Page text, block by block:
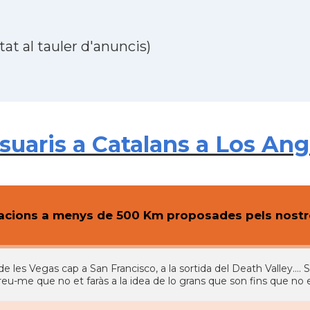
al tauler d'anuncis)
a Catalans a Los
a menys de 500 Km proposades pels
les Vegas cap a San Francisco, a la sortida del Death Valley....
me que no et faràs a la idea de lo grans que son fins que no